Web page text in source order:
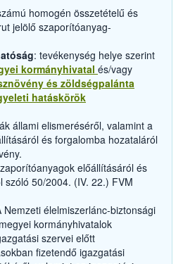
homogén összetételű és
jelölő szaporítóanyag-
: tevékenység helye szerint
kormányhivatal és/vagy
és zöldségpalánta
hatáskörök
állami elismeréséről, valamint a
és forgalomba hozataláról
előállításáról és
szóló 50/2004. (IV. 22.) FVM
Nemzeti élelmiszerlánc-biztonsági
kormányhivatalok
szervei előtt
fizetendő igazgatási